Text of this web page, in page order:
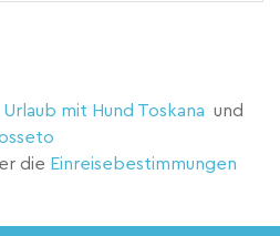
Urlaub mit Hund Toskana und
die Einreisebestimmungen